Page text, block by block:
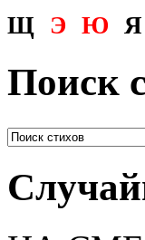
Щ Э Ю Я
Поиск